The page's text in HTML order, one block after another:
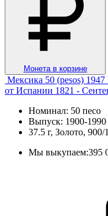
Монета в корзине
Мексика 50 (pesos)
от Испании 1821 -
Номинал: 50 песо
Выпуск: 1900-1990
37.5 г, Золото, 900/
Мы выкупаем:395